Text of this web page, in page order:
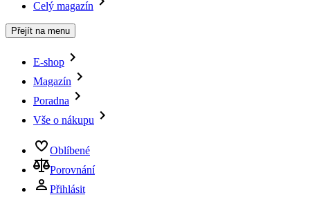
Celý magazín
Přejít na menu
E-shop
Magazín
Poradna
Vše o nákupu
Oblíbené
Porovnání
Přihlásit